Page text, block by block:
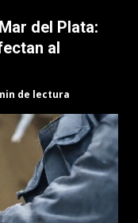
del Plata:
al
de lectura